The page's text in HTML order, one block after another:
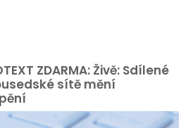
ZDARMA: Živě: Sdílené
sítě mění